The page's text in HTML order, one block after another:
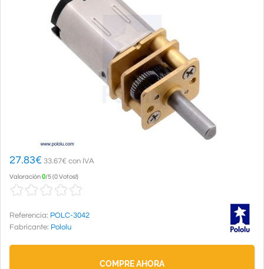
27.83€ 33.67€ con IVA
Valoración0/5(0 Votos!)
Referencia: POLC-3042
Fabricante: Pololu
COMPRE AHORA